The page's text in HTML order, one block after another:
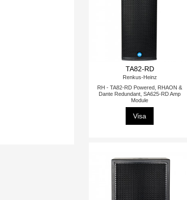
TA82-RD
Renkus-Heinz
RH - TA82-RD Powered, RHAON &
Dante Redundant, SA625-RD Amp
Module
Visa